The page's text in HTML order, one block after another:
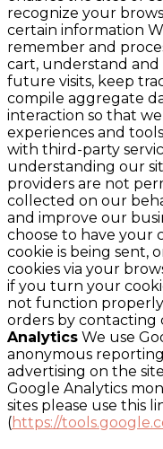
recognize your
certain information
remember and
cart, understand
future visits, keep
compile aggregate
interaction so that
experiences and
with third-party
understanding our
providers are not
collected on our
and improve our
choose to have your
cookie is being sent,
cookies via your
if you turn your
not function
orders by contacting
Analytics We use
anonymous
advertising on the
Google Analytics
sites please use this
(https://